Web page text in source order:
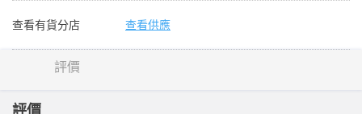
查看有貨分店 查看供應
評價
評價